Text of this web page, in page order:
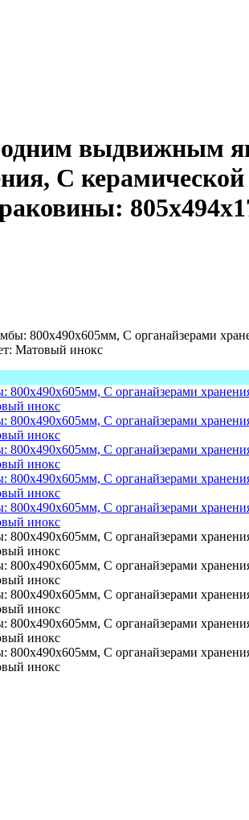
одним выдвижным
С
800х490х605мм, С органайзерами
Матовый инокс